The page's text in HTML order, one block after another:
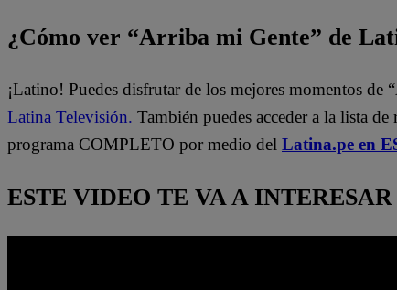
¿Cómo ver “Arriba mi Gente” de
¡Latino! Puedes disfrutar de los mejores momentos de
Latina Televisión. También puedes acceder a la lista
programa COMPLETO por medio del Latina.pe en
ESTE VIDEO TE VA A INTERESAR